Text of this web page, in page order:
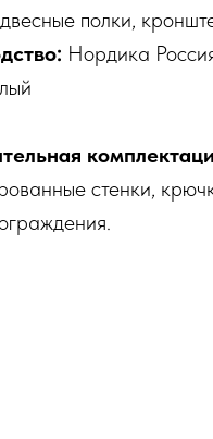
полки,
Нордика
стенки,